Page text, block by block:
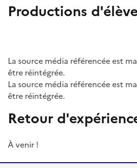
Productions
La source média référencée est
être réintégrée.
La source média référencée est
être réintégrée.
Retour
À venir !